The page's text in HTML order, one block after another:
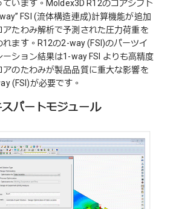
います。Moldex3D R12のコアシフト
FSI (流体構造連成)計算機能が追加
アたわみ解析で予測された圧力荷重を
ます。R12の2-way (FSI)のパーツイ
ーション結果は1-way FSI よりも高精度
アのたわみが製品品質に重大な影響を
(FSI)が必要です。
パートモジュール